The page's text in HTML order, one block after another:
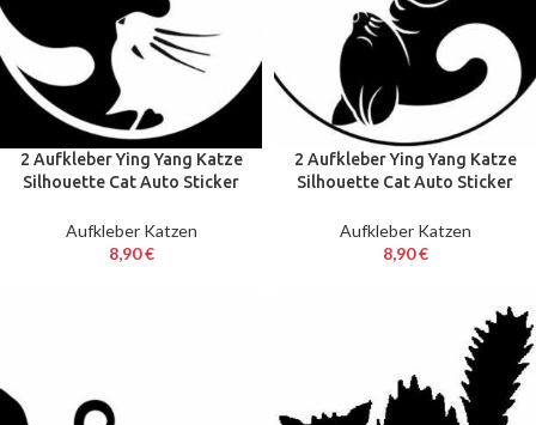
2 Aufkleber Ying Yang Katze
Silhouette Cat Auto Sticker
Aufkleber Katzen
8,90€
2 Aufkleber Ying Yang Katze
Silhouette Cat Auto Sticker
Aufkleber Katzen
8,90€